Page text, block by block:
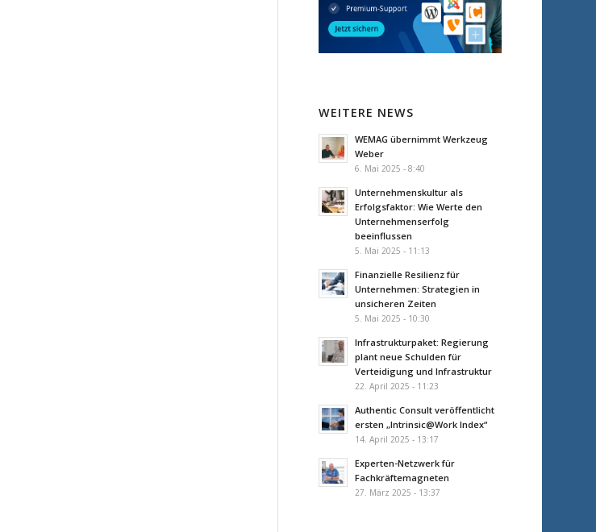
WEITERE NEWS
WEMAG übernimmt Werkzeug
Weber
6. Mai 2025 - 8:40
Unternehmenskultur als
Erfolgsfaktor: Wie Werte den
Unternehmenserfolg
beeinflussen
5. Mai 2025 - 11:13
Finanzielle Resilienz für
Unternehmen: Strategien in
unsicheren Zeiten
5. Mai 2025 - 10:30
Infrastrukturpaket: Regierung
plant neue Schulden für
Verteidigung und Infrastruktur
22. April 2025 - 11:23
Authentic Consult veröffentlicht
ersten „Intrinsic@Work Index“
14. April 2025 - 13:17
Experten-Netzwerk für
Fachkräftemagneten
27. März 2025 - 13:37